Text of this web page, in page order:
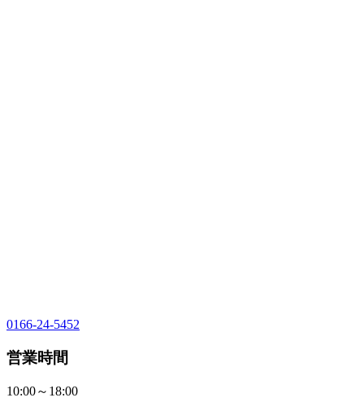
0166-24-5452
営業時間
10:00～18:00